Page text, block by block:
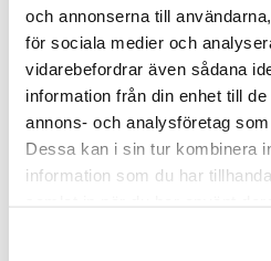
och annonserna till
för sociala medier och
vidarebefordrar även sådana
information från din enhet till
annons- och analysföretag
Dessa kan i sin tur kombinera
information som du har
Mer om Softline 30
Bordsskärmen Softline 30
idealisk lösning för att
arbetsmiljöer. Den blå
atmosfär samtidigt som
egenskaper hjälper till att
perfekt för både små och